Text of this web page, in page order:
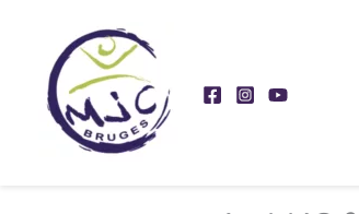
contenu